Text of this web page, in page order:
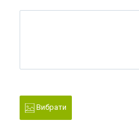
Вибрати